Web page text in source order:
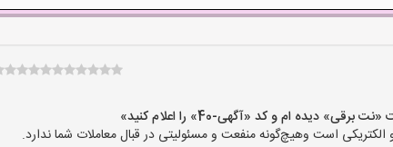
ام و کد «آگهی-40» را اعلام کنید»
است وهیچ‌گونه منفعت و مسئولیتی در قبال معاملات شما ندارد.